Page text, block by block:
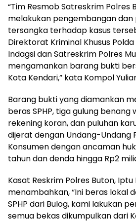
“Tim Resmob Satreskrim Polres
melakukan pengembangan
tersangka terhadap kasus
Direktorat Kriminal Khusus Polda
Indagsi dan Satreskrim Polres
mengamankan barang bukti
Kota Kendari,” kata Kompol
Barang bukti yang diamankan
beras SPHP, tiga gulung benang
rekening koran, dan puluhan
dijerat dengan Undang-Undang
Konsumen dengan ancaman
tahun dan denda hingga Rp2
Kasat Reskrim Polres Buton, Iptu
menambahkan, “Ini beras lokal
SPHP dari Bulog, kami lakukan
semua bekas dikumpulkan dari